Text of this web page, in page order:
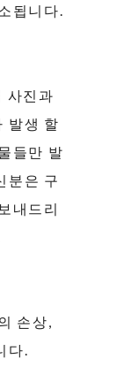
됩니다.
사진과
발생 할
들만 발
분은 구
내드리
손상,
다.